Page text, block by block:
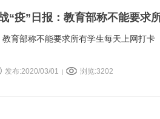
“疫”日报：教育部称不能要求
教育部称不能要求所有学生每天上网打卡
发布:2020/03/01 浏览:3202